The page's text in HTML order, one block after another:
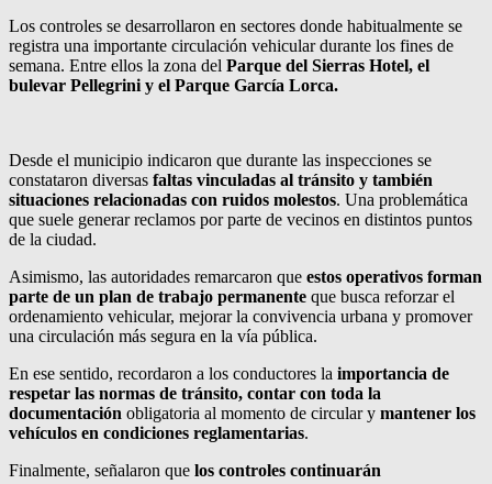
Los controles se desarrollaron en sectores donde habitualmente se
registra una importante circulación vehicular durante los fines de
semana. Entre ellos la zona del Parque del Sierras Hotel, el
bulevar Pellegrini y el Parque García Lorca.
Desde el municipio indicaron que durante las inspecciones se
constataron diversas faltas vinculadas al tránsito y también
situaciones relacionadas con ruidos molestos. Una problemática
que suele generar reclamos por parte de vecinos en distintos puntos
de la ciudad.
Asimismo, las autoridades remarcaron que estos operativos forman
parte de un plan de trabajo permanente que busca reforzar el
ordenamiento vehicular, mejorar la convivencia urbana y promover
una circulación más segura en la vía pública.
En ese sentido, recordaron a los conductores la importancia de
respetar las normas de tránsito, contar con toda la
documentación obligatoria al momento de circular y mantener los
vehículos en condiciones reglamentarias.
Finalmente, señalaron que los controles continuarán